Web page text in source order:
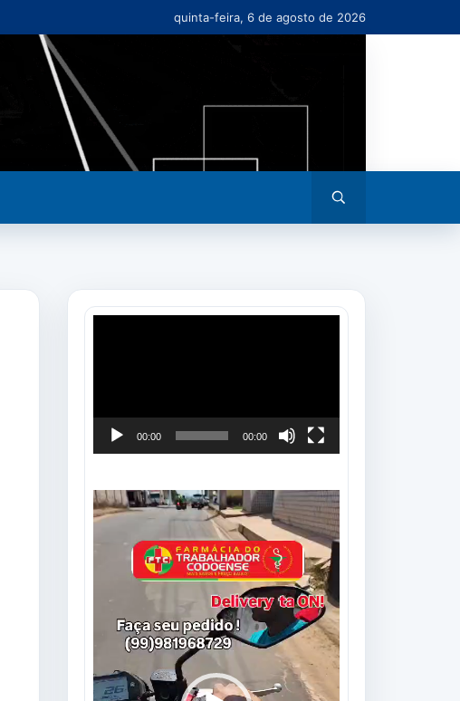
quinta-feira, 6 de agosto de 2026
busca
00:00 00:00
Tocador
de
vídeo